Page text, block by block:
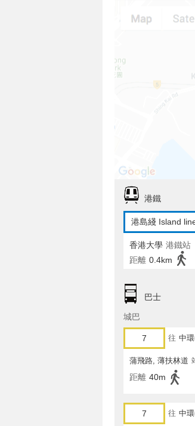
港鐵
港島綫 Island
香港大學 港鐵站
距離 0.4km
巴士
城巴
7 往 中
蒲飛路, 薄扶林道
距離 40m
7 往 中